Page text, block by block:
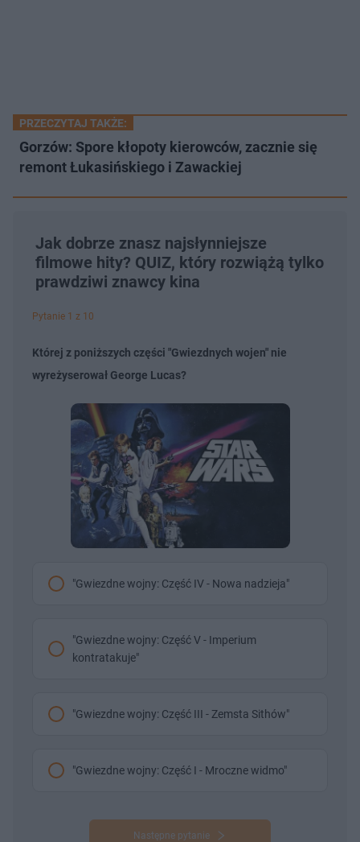
PRZECZYTAJ TAKŻE:
Gorzów: Spore kłopoty kierowców, zacznie się
remont Łukasińskiego i Zawackiej
Jak dobrze znasz najsłynniejsze
filmowe hity? QUIZ, który rozwiążą tylko
prawdziwi znawcy kina
Pytanie 1 z 10
Której z poniższych części "Gwiezdnych wojen" nie
wyreżyserował George Lucas?
"Gwiezdne wojny: Część IV - Nowa nadzieja"
"Gwiezdne wojny: Część V - Imperium
kontratakuje"
"Gwiezdne wojny: Część III - Zemsta Sithów"
"Gwiezdne wojny: Część I - Mroczne widmo"
Następne pytanie